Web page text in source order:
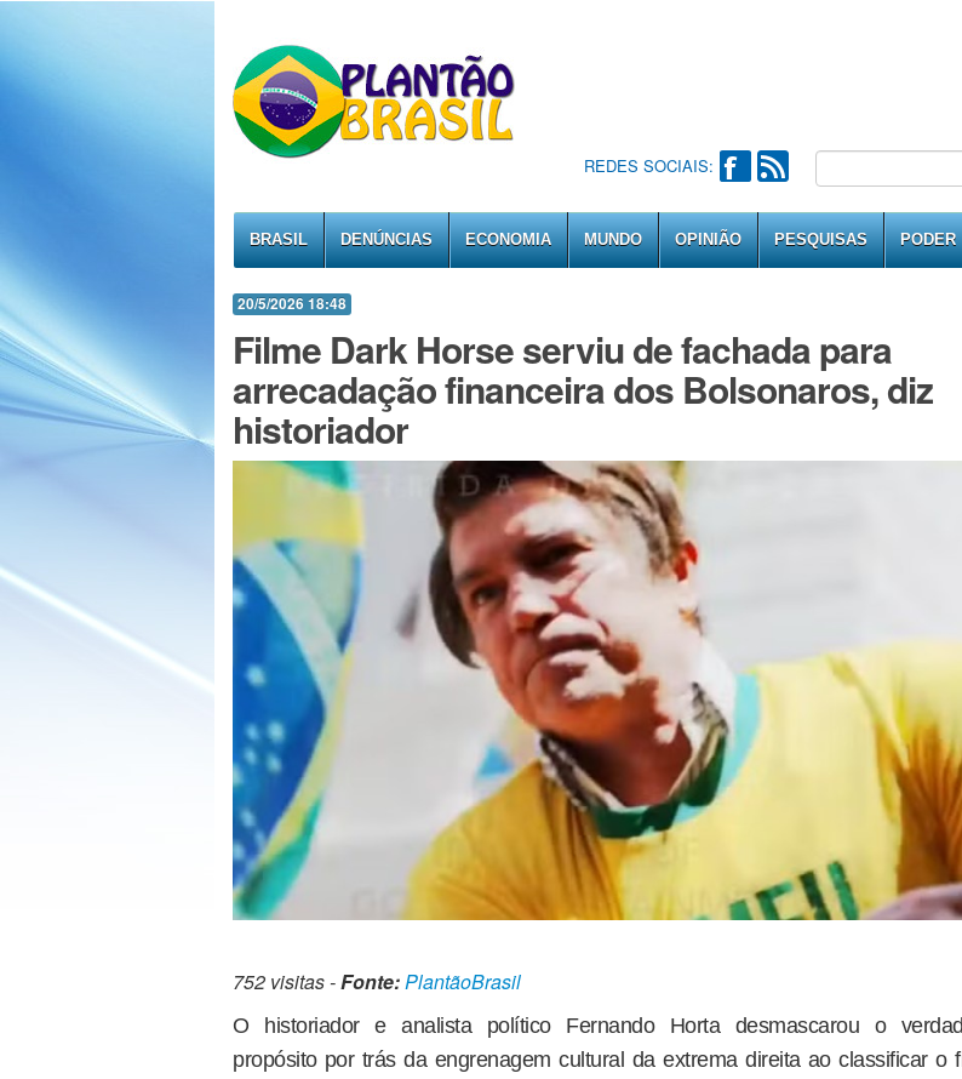
REDES SOCIAIS:
BRASIL DENÚNCIAS ECONOMIA MUNDO OPINIÃO PESQUISAS PODER
20/5/2026 18:48
Filme Dark Horse serviu de fachada para
arrecadação financeira dos Bolsonaros, diz
historiador
752 visitas -Fonte: PlantãoBrasil
O historiador e analista político Fernando Horta desmascarou o
propósito por trás da engrenagem cultural da extrema direita ao classificar o